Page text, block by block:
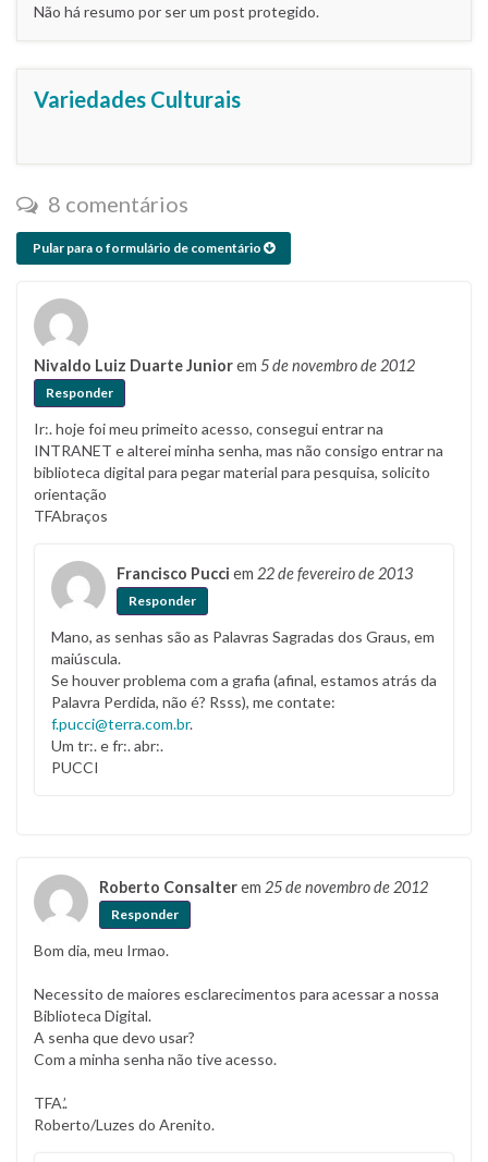
Não há resumo por ser um post protegido.
Variedades Culturais
8 comentários
Pular para o formulário de comentário
Nivaldo Luiz Duarte Juniorem 5 de novembro de 2012
Responder
Ir:. hoje foi meu primeito acesso, consegui entrar na
INTRANET e alterei minha senha, mas não consigo entrar na
biblioteca digital para pegar material para pesquisa, solicito
orientação
TFAbraços
Francisco Pucci em 22 de fevereiro de 2013
Responder
Mano, as senhas são as Palavras Sagradas dos Graus, em
maiúscula.
Se houver problema com a grafia (afinal, estamos atrás da
Palavra Perdida, não é? Rsss), me contate:
f.pucci@terra.com.br.
Um tr:. e fr:. abr:.
PUCCI
Roberto Consalterem 25 de novembro de 2012
Responder
Bom dia, meu Irmao.
Necessito de maiores esclarecimentos para acessar a nossa
Biblioteca Digital.
A senha que devo usar?
Com a minha senha não tive acesso.
TFA.’.
Roberto/Luzes do Arenito.